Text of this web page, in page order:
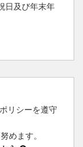
日及び年末年
リシーを遵守
めます。